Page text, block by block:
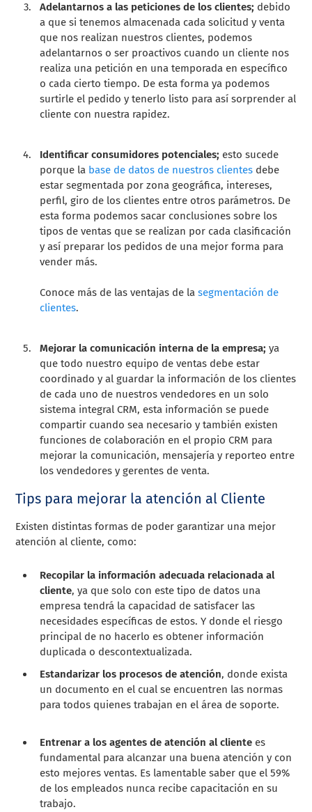
Adelantarnos a las peticiones de los clientes; debido
a que si tenemos almacenada cada solicitud y venta
que nos realizan nuestros clientes, podemos
adelantarnos o ser proactivos cuando un cliente nos
realiza una petición en una temporada en específico
o cada cierto tiempo. De esta forma ya podemos
surtirle el pedido y tenerlo listo para así sorprender al
cliente con nuestra rapidez.
Identificar consumidores potenciales; esto sucede
porque la base de datos de nuestros clientes debe
estar segmentada por zona geográfica, intereses,
perfil, giro de los clientes entre otros parámetros. De
esta forma podemos sacar conclusiones sobre los
tipos de ventas que se realizan por cada clasificación
y así preparar los pedidos de una mejor forma para
vender más.
Conoce más de las ventajas de lasegmentación de
clientes.
Mejorar la comunicación interna de la empresa; ya
que todo nuestro equipo de ventas debe estar
coordinado y al guardar la información de los clientes
de cada uno de nuestros vendedores en un solo
sistema integral CRM, esta información se puede
compartir cuando sea necesario y también existen
funciones de colaboración en el propio CRM para
mejorar la comunicación, mensajería y reporteo entre
los vendedores y gerentes de venta.
Tips para mejorar la atención al Cliente
Existen distintas formas de poder garantizar una mejor
atención al cliente, como:
Recopilar la información adecuada relacionada al
cliente, ya que solo con este tipo de datos una
empresa tendrá la capacidad de satisfacer las
necesidades específicas de estos. Y donde el riesgo
principal de no hacerlo es obtener información
duplicada o descontextualizada.
Estandarizar los procesos de atención, donde exista
un documento en el cual se encuentren las normas
para todos quienes trabajan en el área de soporte.
Entrenar a los agentes de atención al cliente es
fundamental para alcanzar una buena atención y con
esto mejores ventas. Es lamentable saber que el 59%
de los empleados nunca recibe capacitación en su
trabajo.